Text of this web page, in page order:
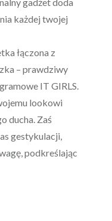
każdej twojej
łączona z
– prawdziwy
IT GIRLS.
lookowi
ducha. Zaś
gestykulacji,
podkreślając